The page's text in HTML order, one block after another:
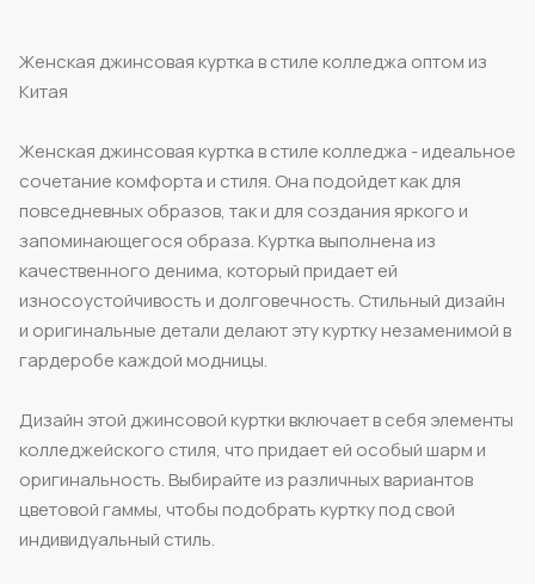
Женская джинсовая куртка в стиле колледжа оптом из
Китая
Женская джинсовая куртка в стиле колледжа - идеальное
сочетание комфорта и стиля. Она подойдет как для
повседневных образов, так и для создания яркого и
запоминающегося образа. Куртка выполнена из
качественного денима, который придает ей
износоустойчивость и долговечность. Стильный дизайн
и оригинальные детали делают эту куртку незаменимой в
гардеробе каждой модницы.
Дизайн этой джинсовой куртки включает в себя элементы
колледжейского стиля, что придает ей особый шарм и
оригинальность. Выбирайте из различных вариантов
цветовой гаммы, чтобы подобрать куртку под свой
индивидуальный стиль.